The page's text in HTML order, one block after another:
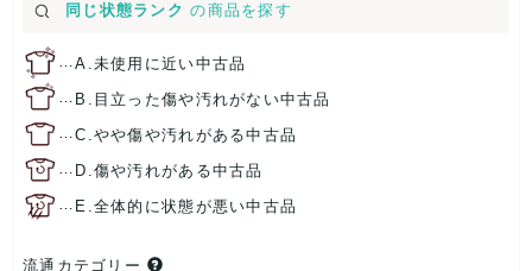
同じ状態ランク の商品を探す
…A.未使用に近い中古品
… B.目立った傷や汚れがない中古品
…C.やや傷や汚れがある中古品
… D.傷や汚れがある中古品
… E.全体的に状態が悪い中古品
流通カテゴリー